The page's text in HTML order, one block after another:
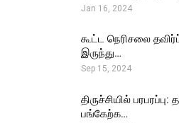
Jan 16, 2024
கூட்ட நெரிசலை
இருந்து…
Sep 15, 2024
திருச்சியில்
பங்கேற்க…